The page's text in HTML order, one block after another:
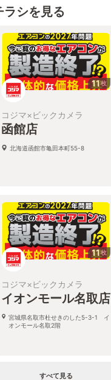
シを見る
11枚
コジマ×ビックカメラ
函館店
北海道函館市亀田本町55-8
11枚
コジマ×ビックカメラ
イオンモール名取店
宮城県名取市杜せきのした5-3-1 イ
オンモール名取2階
すべて見る